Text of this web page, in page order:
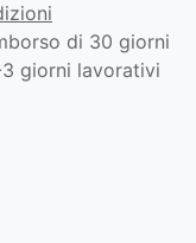
di 30 giorni
giorni lavorativi